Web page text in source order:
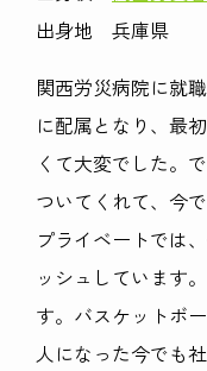
出身地 兵庫県
関西労災病院に就
に配属となり、最
くて大変でした。
ついてくれて、今
プライベートでは
ッシュしています
す。バスケットボ
人になった今でも